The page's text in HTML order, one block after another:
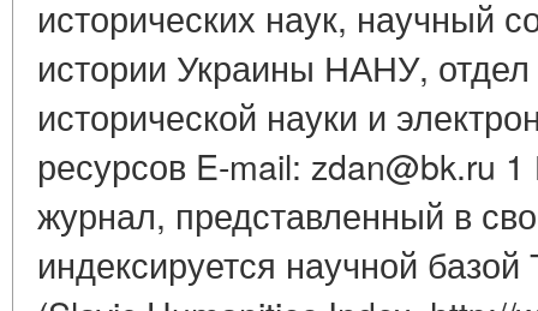
исторических наук, научный
истории Украины НАНУ,
исторической науки и
ресурсов E-mail: zdan@bk.ru
журнал, представленный в
индексируется научной базой